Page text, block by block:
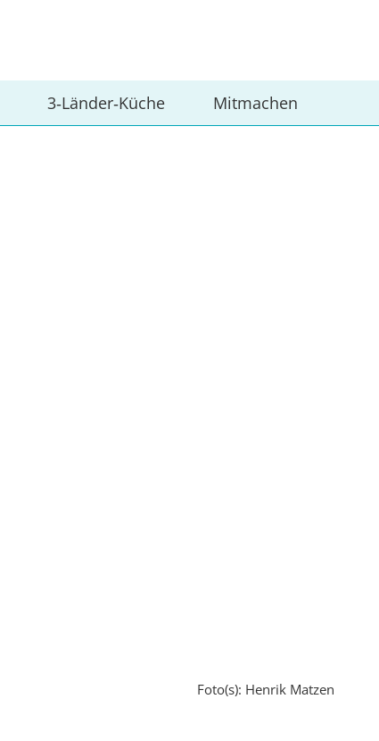
3‑Länder‑Küche Mitmachen
Foto(s): Henrik Matzen